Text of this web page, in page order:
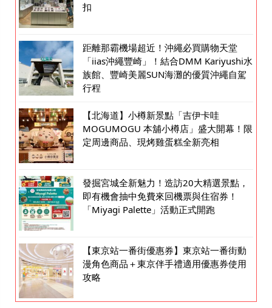
扣
距離那霸機場超近！沖繩必買購物天堂
「iias沖繩豐崎」！結合DMM Kariyushi水
族館、豐崎美麗SUN海灘的優質沖繩自駕
行程
【北海道】小樽新景點「吉伊卡哇
MOGUMOGU 本舖小樽店」盛大開幕！限
定周邊商品、現烤雞蛋糕全新亮相
發掘宮城全新魅力！造訪20大精選景點，
即有機會抽中免費來回機票與住宿券！
「Miyagi Palette」活動正式開跑
【東京站一番街優惠券】東京站一番街動
漫角色商品＋東京伴手禮適用優惠券使用
攻略